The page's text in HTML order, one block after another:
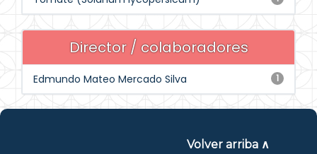
Director / colaboradores
1
Edmundo Mateo Mercado Silva
Volver arriba ∧